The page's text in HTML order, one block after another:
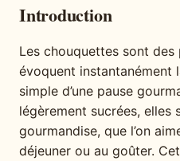
Introduction
Les chouquettes sont
évoquent instantanément
simple d’une pause
légèrement sucrées, elles
gourmandise, que l’on
déjeuner ou au goûter.